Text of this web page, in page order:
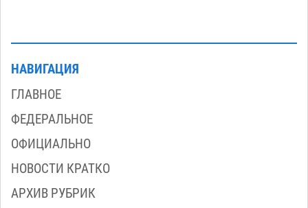
НАВИГАЦИЯ
ГЛАВНОЕ
ФЕДЕРАЛЬНОЕ
ОФИЦИАЛЬНО
НОВОСТИ КРАТКО
АРХИВ РУБРИК